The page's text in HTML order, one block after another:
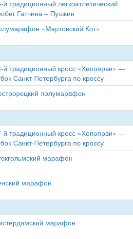
й традиционный легкоатлетический
Гатчина – Пушкин
«Мартовский Кот»
й традиционный кросс «Хепоярви» —
Санкт-Петербурга по кроссу
полумарaфон
й традиционный кросс «Хепоярви» —
Санкт-Петербурга по кроссу
марафон
марафон
марафон